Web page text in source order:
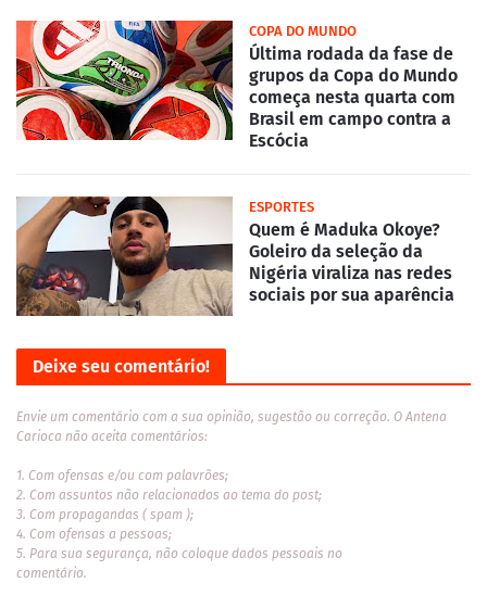
COPA DO MUNDO
Última rodada da fase de
grupos da Copa do Mundo
começa nesta quarta com
Brasil em campo contra a
Escócia
ESPORTES
Quem é Maduka Okoye?
Goleiro da seleção da
Nigéria viraliza nas redes
sociais por sua aparência
Deixe seu comentário!
Envie um comentário com a sua opinião, sugestão ou correção. O Antena
Carioca não aceita comentários:
1. Com ofensas e/ou com palavrões;
2. Com assuntos não relacionados ao tema do post;
3. Com propagandas ( spam );
4. Com ofensas a pessoas;
5. Para sua segurança, não coloque dados pessoais no
comentário.